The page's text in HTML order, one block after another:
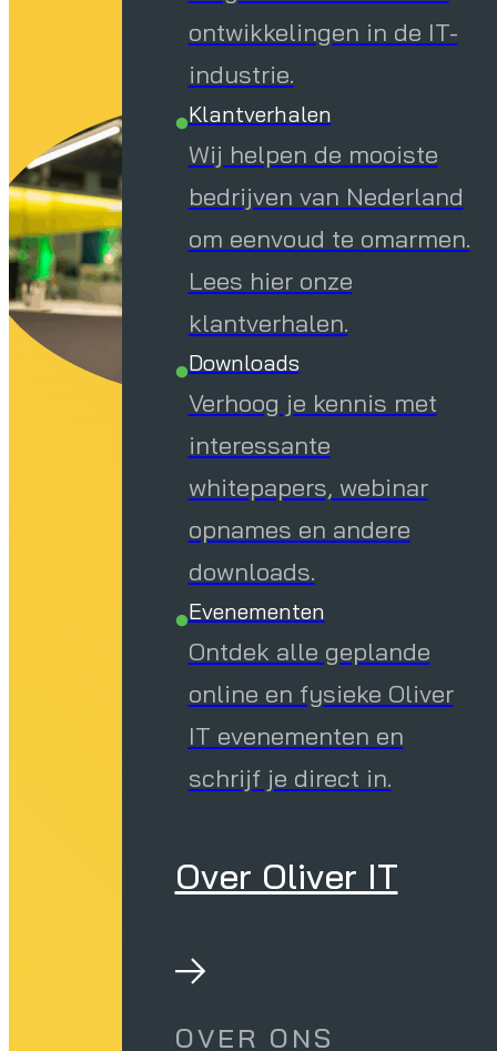
ontwikkelingen in de IT-
industrie.
Klantverhalen
Wij helpen de mooiste
bedrijven van Nederland
om eenvoud te omarmen.
Lees hier onze
klantverhalen.
Downloads
Verhoog je kennis met
interessante
whitepapers, webinar
opnames en andere
downloads.
Evenementen
Ontdek alle geplande
online en fysieke Oliver
IT evenementen en
schrijf je direct in.
Over Oliver IT
OVER ONS